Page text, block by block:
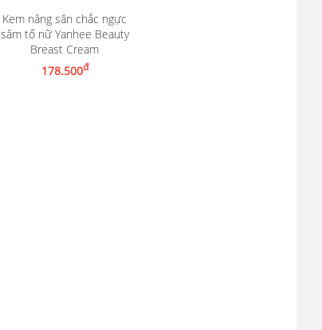
Kem nâng săn chắc ngực
sâm tố nữ Yanhee Beauty
Breast Cream
178.500đ
Thêm vào giỏ hàng